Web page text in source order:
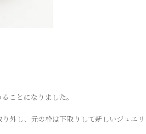
ことになりました。
外し、元の枠は下取りして新しいジュエリ